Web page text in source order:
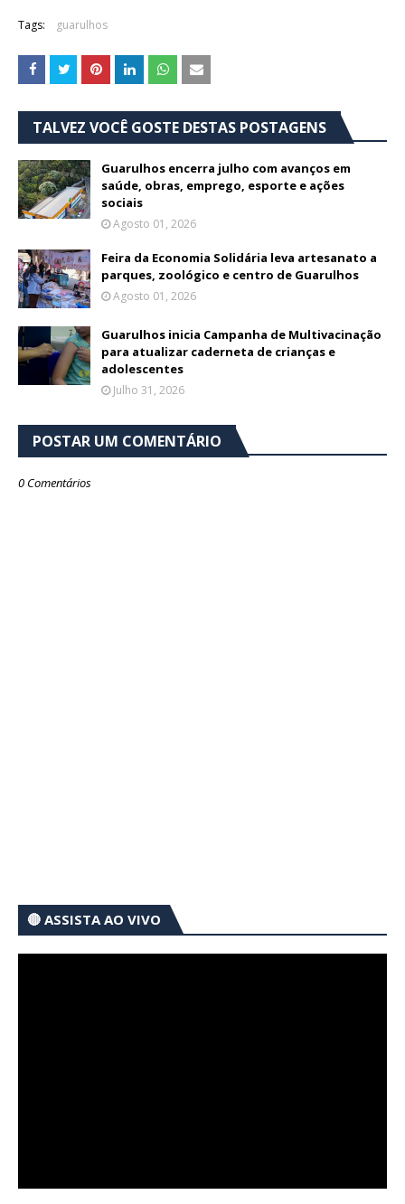
Tags: guarulhos
TALVEZ VOCÊ GOSTE DESTAS POSTAGENS
Guarulhos encerra julho com avanços em
saúde, obras, emprego, esporte e ações
sociais
Agosto 01, 2026
Feira da Economia Solidária leva artesanato a
parques, zoológico e centro de Guarulhos
Agosto 01, 2026
Guarulhos inicia Campanha de Multivacinação
para atualizar caderneta de crianças e
adolescentes
Julho 31, 2026
POSTAR UM COMENTÁRIO
0 Comentários
🔴 ASSISTA AO VIVO